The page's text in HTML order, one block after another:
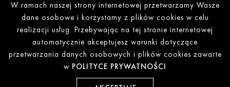
W ramach naszej strony internetowej przetwarzamy Wasze
dane osobowe i korzystamy z plików cookies w celu
realizacji usług. Przebywając na tej stronie internetowej
automatycznie akceptujesz warunki dotyczące
przetwarzania danych osobowych i plików cookies zawarte
w POLITYCE PRYWATNOŚCI
ROZMIAR I DANE TECHNICZNE
INFORMACJE O WYSYŁCE